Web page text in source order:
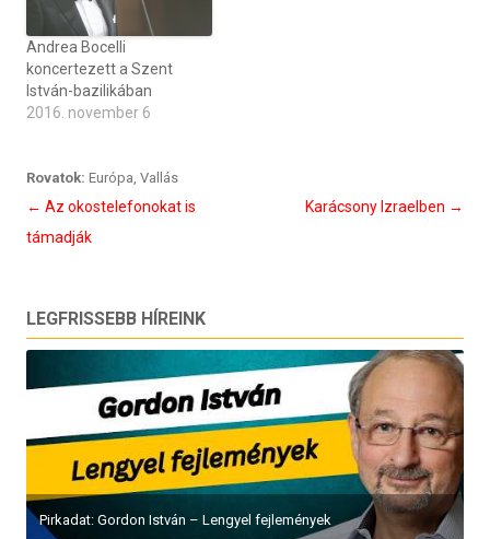
Andrea Bocelli
koncertezett a Szent
István-bazilikában
2016. november 6
Rovatok: Európa, Vallás
Bejegyzés
navigáció
← Az okostelefonokat is
támadják
Karácsony Izraelben →
LEGFRISSEBB HÍREINK
Pirkadat: Gordon István – Lengyel fejlemények